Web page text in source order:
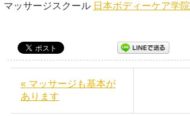
マッサージスクール 日本ボディーケア学院
« マッサージも基本が
あります